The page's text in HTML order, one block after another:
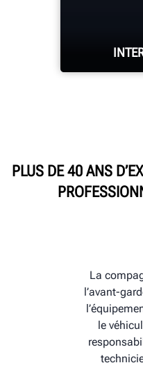
PLUS DE 40 ANS
La
l’avant-
le